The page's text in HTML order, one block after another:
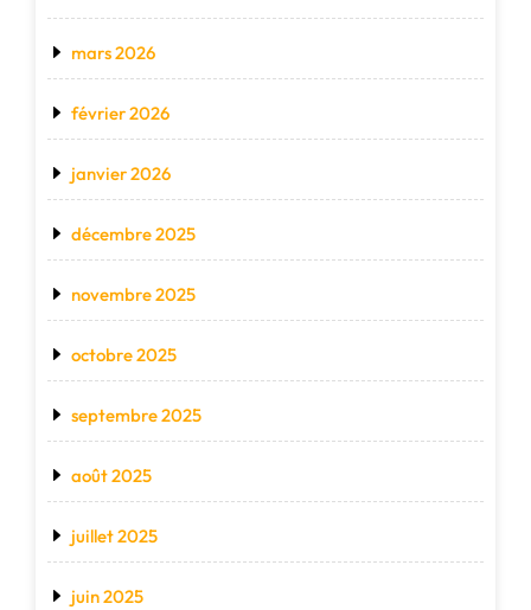
mars 2026
février 2026
janvier 2026
décembre 2025
novembre 2025
octobre 2025
septembre 2025
août 2025
juillet 2025
juin 2025